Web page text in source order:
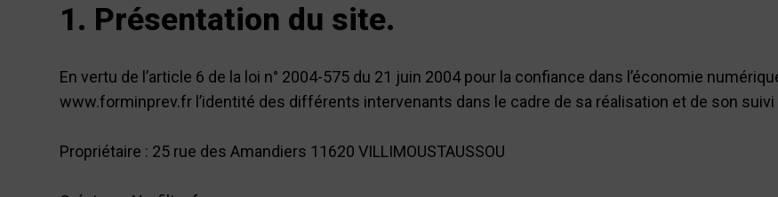
1. Présentation du site.
En vertu de l’article 6 de la loi n° 2004-575 du 21 juin 2004 pour la confiance dans l’économie
www.forminprev.fr l’identité des différents intervenants dans le cadre de sa réalisation et de son suivi
Propriétaire : 25 rue des Amandiers 11620 VILLIMOUSTAUSSOU